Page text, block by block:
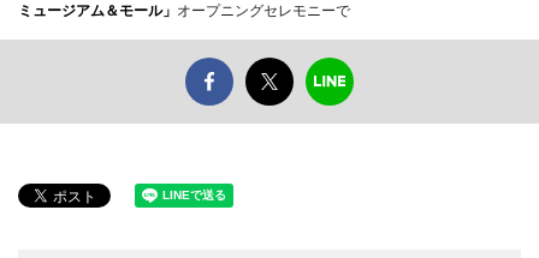
ミュージアム＆モール」 オープニングセレモニーで